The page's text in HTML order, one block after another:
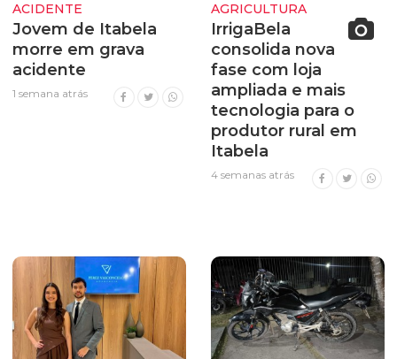
ACIDENTE
Jovem de Itabela
morre em grava
acidente
1 semana atrás
AGRICULTURA
IrrigaBela
consolida nova
fase com loja
ampliada e mais
tecnologia para o
produtor rural em
Itabela
4 semanas atrás